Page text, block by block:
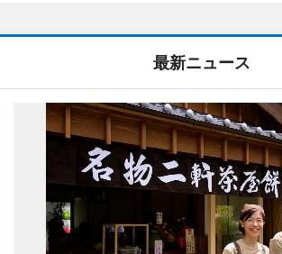
最新ニュース